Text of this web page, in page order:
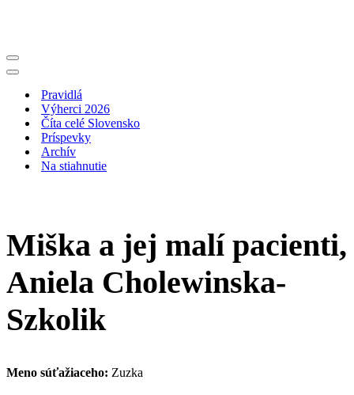
Menu
navigácie
Menu
navigáciePravidlá
Výherci 2026
Číta celé Slovensko
Príspevky
Archív
Na stiahnutie
Miška a jej malí pacienti,
Aniela Cholewinska-
Szkolik
Meno súťažiaceho: Zuzka